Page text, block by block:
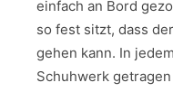
einfach an Bord
so fest sitzt, dass
gehen kann. In
Schuhwerk